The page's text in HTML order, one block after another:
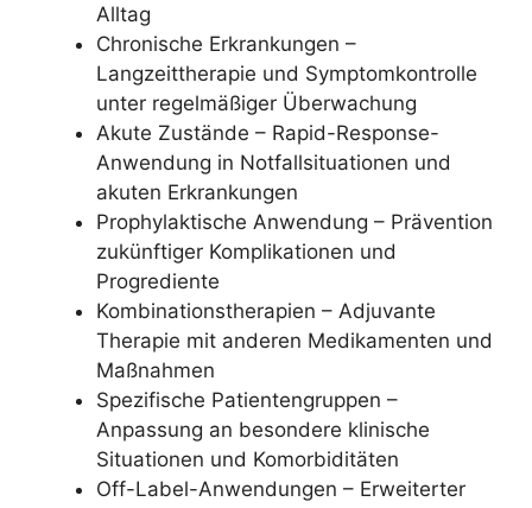
Alltag
Chronische Erkrankungen –
Langzeittherapie und Symptomkontrolle
unter regelmäßiger Überwachung
Akute Zustände – Rapid-Response-
Anwendung in Notfallsituationen und
akuten Erkrankungen
Prophylaktische Anwendung – Prävention
zukünftiger Komplikationen und
Progrediente
Kombinationstherapien – Adjuvante
Therapie mit anderen Medikamenten und
Maßnahmen
Spezifische Patientengruppen –
Anpassung an besondere klinische
Situationen und Komorbiditäten
Off-Label-Anwendungen – Erweiterter